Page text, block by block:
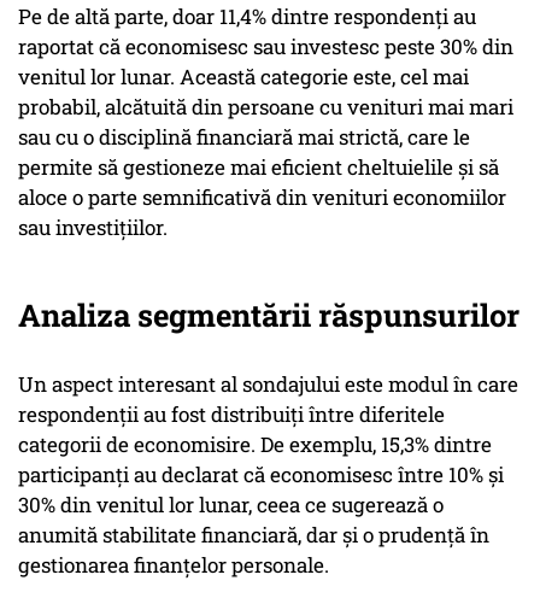
Pe de altă parte, doar 11,4% dintre respondenți au
raportat că economisesc sau investesc peste 30% din
venitul lor lunar. Această categorie este, cel mai
probabil, alcătuită din persoane cu venituri mai mari
sau cu o disciplină financiară mai strictă, care le
permite să gestioneze mai eficient cheltuielile și să
aloce o parte semnificativă din venituri economiilor
sau investițiilor.
Analiza segmentării răspunsurilor
Un aspect interesant al sondajului este modul în care
respondenții au fost distribuiți între diferitele
categorii de economisire. De exemplu, 15,3% dintre
participanți au declarat că economisesc între 10% și
30% din venitul lor lunar, ceea ce sugerează o
anumită stabilitate financiară, dar și o prudență în
gestionarea finanțelor personale.